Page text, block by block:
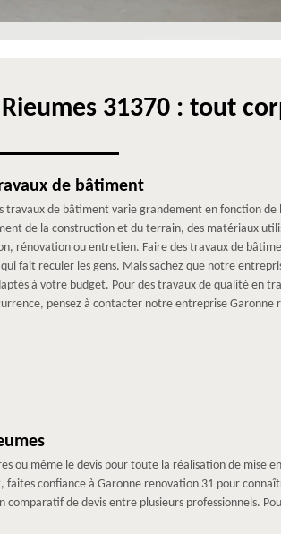
31370 : tout
de bâtiment
travaux de bâtiment varie grandement en fonction
de la construction et du terrain, des matériaux
rénovation ou entretien. Faire des travaux de
qui fait reculer les gens. Mais sachez que notre
à votre budget. Pour des travaux de qualité en
pensez à contacter notre entreprise Garonne
ou même le devis pour toute la réalisation de mise
confiance à Garonne renovation 31 pour
de devis entre plusieurs professionnels.